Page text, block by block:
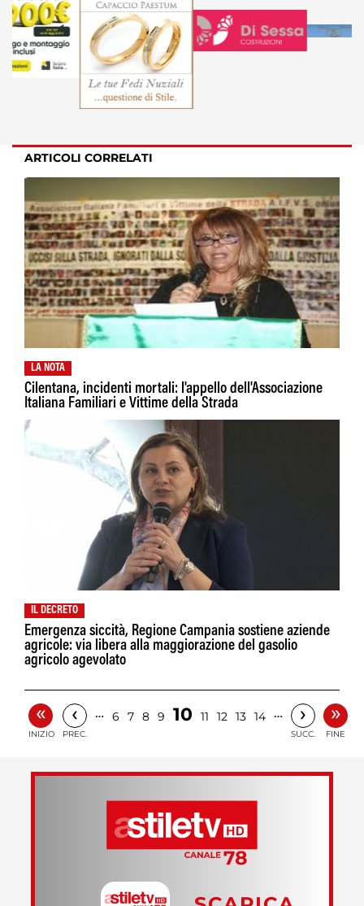
ARTICOLI CORRELATI
LA NOTA
Cilentana, incidenti mortali: l'appello dell'Associazione
Italiana Familiari e Vittime della Strada
IL DECRETO
Emergenza siccità, Regione Campania sostiene aziende
agricole: via libera alla maggiorazione del gasolio
agricolo agevolato
«
INIZIO
‹
PREC.
… 6 7 8 9 10 11 12 13 14 … ›
SUCC.
»
FINE